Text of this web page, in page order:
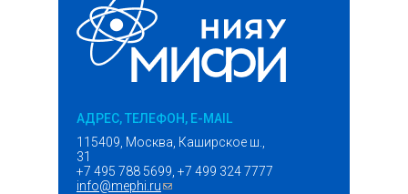
АДРЕС, ТЕЛЕФОН, E-MAIL
115409, Москва, Каширское ш.,
31
+7 495 788 5699, +7 499 324 7777
info@mephi.ru(ссылка для отправки email)